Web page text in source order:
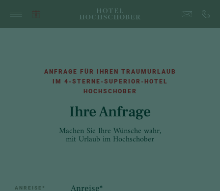
ANFRAGE FÜR IHREN TRAUMURLAUB
IM 4-STERNE-SUPERIOR-HOTEL
HOCHSCHOBER
Ihre Anfrage
Machen Sie Ihre Wünsche wahr,
mit Urlaub im Hochschober
ANREISE *